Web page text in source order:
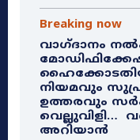
Breaking now
വാഗ്ദാനം
നിയമവും
ഉത്തരവും
വെല്ലുവിളി…
അറിയാൻ